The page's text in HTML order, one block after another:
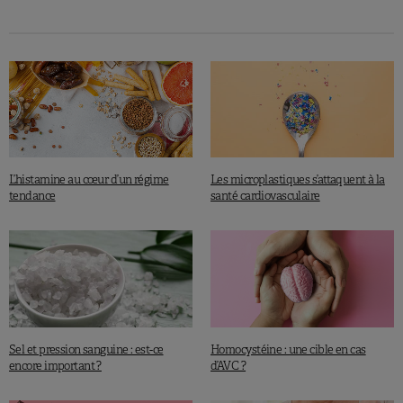
L’histamine au cœur d’un régime
tendance
Les microplastiques s’attaquent à la
santé cardiovasculaire
Sel et pression sanguine : est-ce
encore important ?
Homocystéine : une cible en cas
d’AVC ?